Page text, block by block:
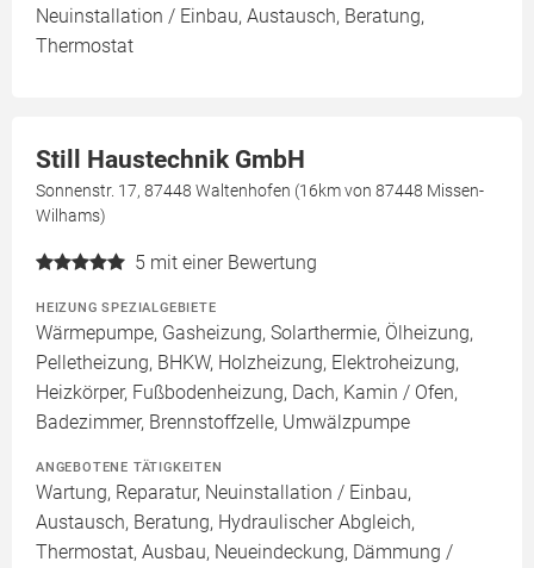
Neuinstallation / Einbau, Austausch, Beratung,
Thermostat
Still Haustechnik GmbH
Sonnenstr. 17, 87448 Waltenhofen (16km von 87448 Missen-
Wilhams)
5 mit einer Bewertung
HEIZUNG SPEZIALGEBIETE
Wärmepumpe, Gasheizung, Solarthermie, Ölheizung,
Pelletheizung, BHKW, Holzheizung, Elektroheizung,
Heizkörper, Fußbodenheizung, Dach, Kamin / Ofen,
Badezimmer, Brennstoffzelle, Umwälzpumpe
ANGEBOTENE TÄTIGKEITEN
Wartung, Reparatur, Neuinstallation / Einbau,
Austausch, Beratung, Hydraulischer Abgleich,
Thermostat, Ausbau, Neueindeckung, Dämmung /